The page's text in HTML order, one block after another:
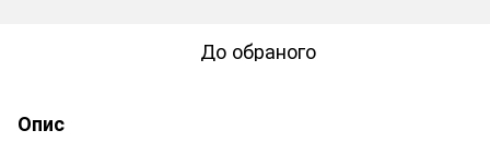
До обраного
Опис